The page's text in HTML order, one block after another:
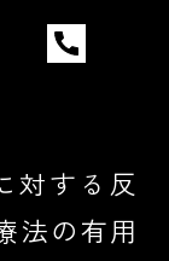
対する反
法の有用